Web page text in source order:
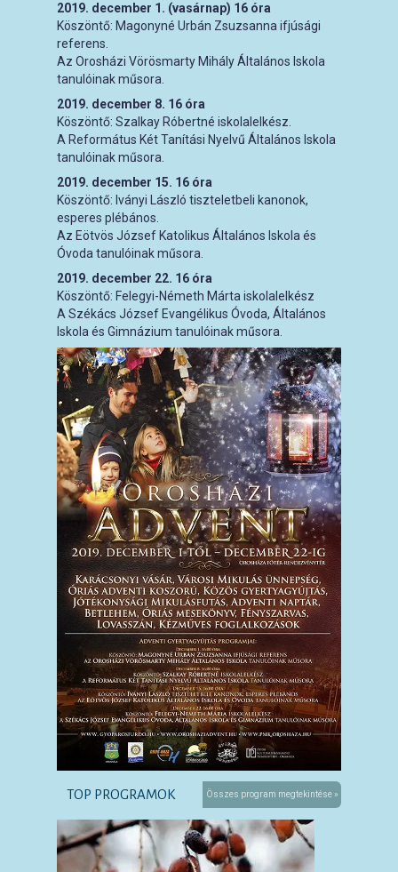
2019. december 1. (vasárnap) 16 óra
Köszöntő: Magonyné Urbán Zsuzsanna ifjúsági
referens.
Az Orosházi Vörösmarty Mihály Általános Iskola
tanulóinak műsora.
2019. december 8. 16 óra
Köszöntő: Szalkay Róbertné iskolalelkész.
A Református Két Tanítási Nyelvű Általános Iskola
tanulóinak műsora.
2019. december 15. 16 óra
Köszöntő: Iványi László tiszteletbeli kanonok,
esperes plébános.
Az Eötvös József Katolikus Általános Iskola és
Óvoda tanulóinak műsora.
2019. december 22. 16 óra
Köszöntő: Felegyi-Németh Márta iskolalelkész
A Székács József Evangélikus Óvoda, Általános
Iskola és Gimnázium tanulóinak műsora.
TOP PROGRAMOK Összes program megtekintése »